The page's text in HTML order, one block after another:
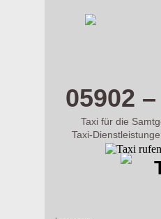
05902
Taxi für die
Taxi-